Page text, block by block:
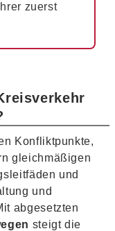
zuerst
Konfliktpunkte,
gleichmäßigen
und
und
abgesetzten
steigt die